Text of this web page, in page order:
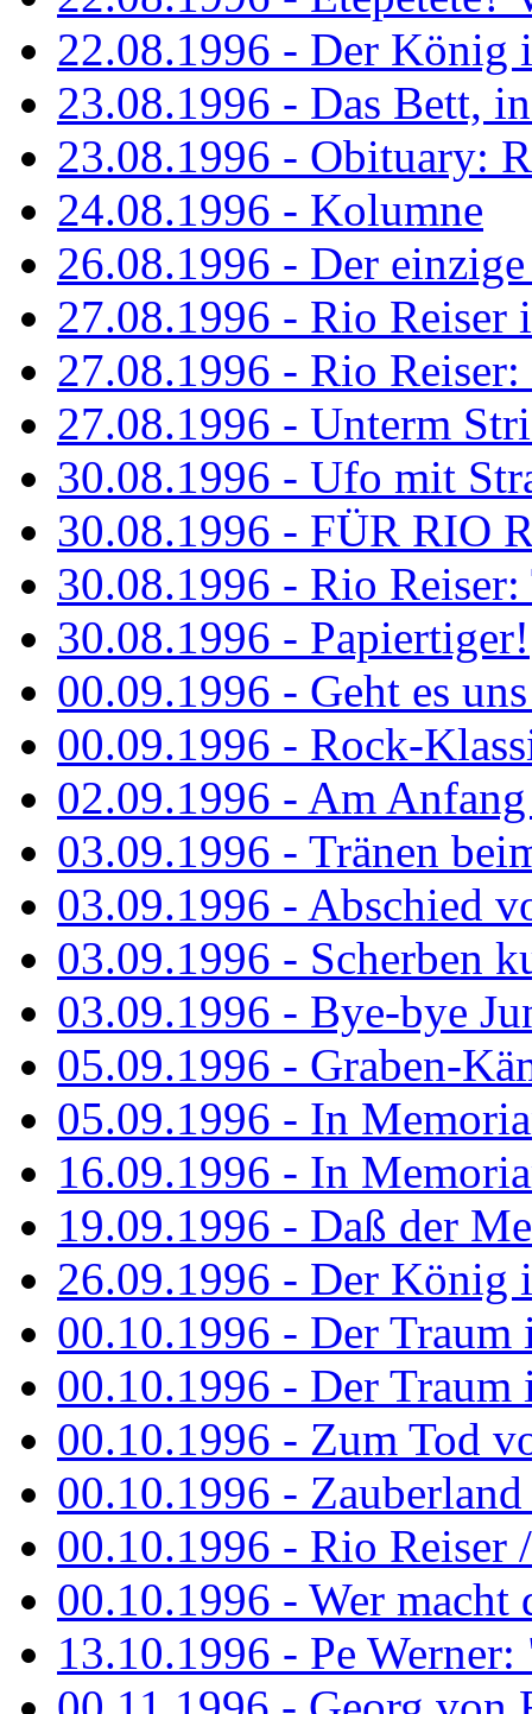
22.08.1996 - Der König
23.08.1996 - Das Bett,
23.08.1996 - Obituary:
24.08.1996 - Kolumne
26.08.1996 - Der
27.08.1996 - Rio Reiser
27.08.1996 - Rio
27.08.1996 - Unterm
30.08.1996 - Ufo mit
30.08.1996 - FÜR RIO
30.08.1996 - Rio
30.08.1996 - Papiertiger!
00.09.1996 - Geht es
00.09.1996 - Rock-
02.09.1996 - Am
03.09.1996 - Tränen
03.09.1996 - Abschied
03.09.1996 - Scherben
03.09.1996 - Bye-bye
05.09.1996 - Graben-
05.09.1996 - In
16.09.1996 - In
19.09.1996 - Daß der
26.09.1996 - Der König
00.10.1996 - Der Traum
00.10.1996 - Der Traum
00.10.1996 - Zum Tod
00.10.1996 -
00.10.1996 - Rio Reiser
00.10.1996 - Wer macht
13.10.1996 - Pe